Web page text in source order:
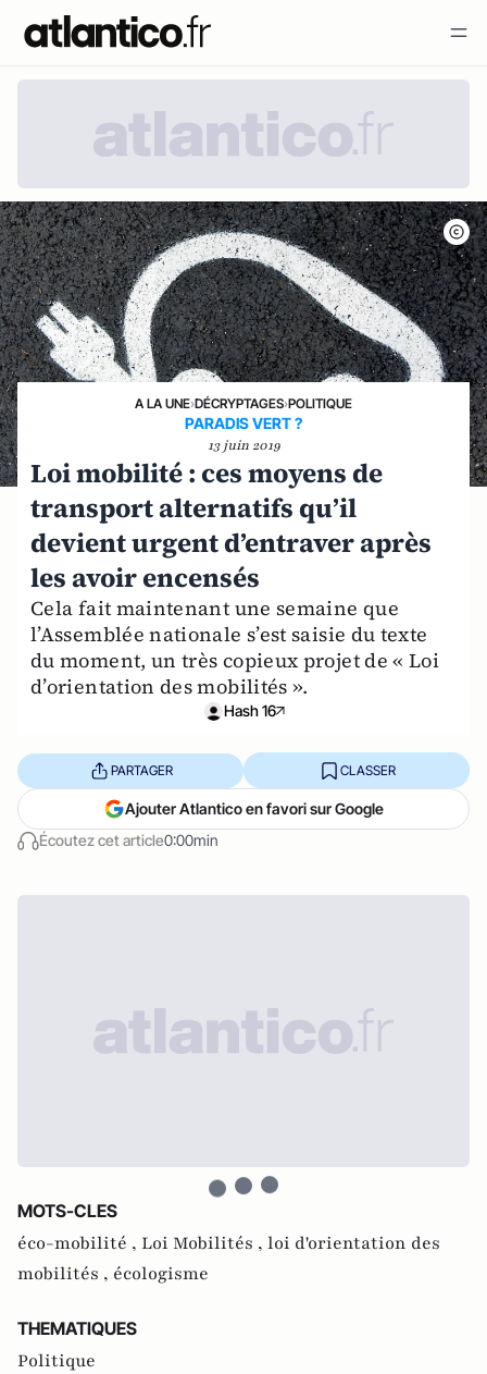
A LA UNE›DÉCRYPTAGES›POLITIQUE
PARADIS VERT ?
13 juin 2019
Loi mobilité : ces moyens de
transport alternatifs qu’il
devient urgent d’entraver après
les avoir encensés
Cela fait maintenant une semaine que
l’Assemblée nationale s’est saisie du texte
du moment, un très copieux projet de « Loi
d’orientation des mobilités ».
Hash 16
Écoutez cet article0:00min
PARTAGER CLASSER
Ajouter Atlantico en favori sur Google
MOTS-CLES
éco-mobilité , Loi Mobilités , loi d'orientation des
mobilités , écologisme
THEMATIQUES
Politique